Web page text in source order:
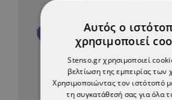
Αυτός ο
χρησιμοποιεί
Stenso.gr χρησιμοποιεί
βελτίωση της εμπειρίας των
Χρησιμοποιώντας τον ιστότοπό
τη συγκατάθεσή σας για όλα